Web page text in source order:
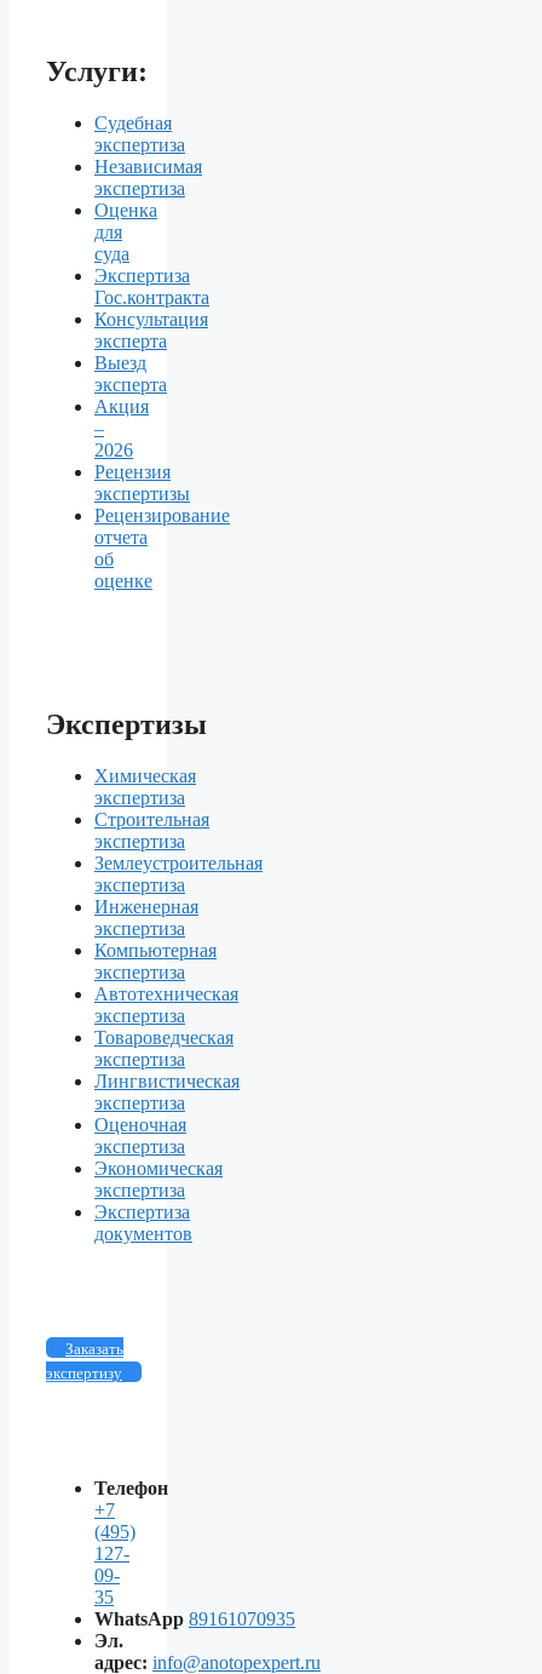
Услуги:
Судебная
экспертиза
Независимая
экспертиза
Оценка
для
суда
Экспертиза
Гос.контракта
Консультация
эксперта
Выезд
эксперта
Акция
–
2026
Рецензия
экспертизы
Рецензирование
отчета
об
оценке
Экспертизы
Химическая
экспертиза
Строительная
экспертиза
Землеустроительная
экспертиза
Инженерная
экспертиза
Компьютерная
экспертиза
Автотехническая
экспертиза
Товароведческая
экспертиза
Лингвистическая
экспертиза
Оценочная
экспертиза
Экономическая
экспертиза
Экспертиза
документов
Заказать
экспертизу
Телефон
+7
(495)
127-
09-
35
WhatsApp 89161070935
Эл.
адрес: info@anotopexpert.ru